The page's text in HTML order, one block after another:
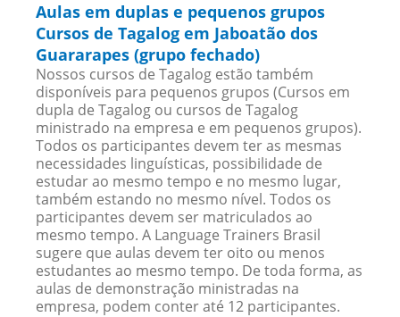
Aulas em duplas e pequenos grupos
Cursos de Tagalog em Jaboatão dos
Guararapes (grupo fechado)
Nossos cursos de Tagalog estão também
disponíveis para pequenos grupos (Cursos em
dupla de Tagalog ou cursos de Tagalog
ministrado na empresa e em pequenos grupos).
Todos os participantes devem ter as mesmas
necessidades linguísticas, possibilidade de
estudar ao mesmo tempo e no mesmo lugar,
também estando no mesmo nível. Todos os
participantes devem ser matriculados ao
mesmo tempo. A Language Trainers Brasil
sugere que aulas devem ter oito ou menos
estudantes ao mesmo tempo. De toda forma, as
aulas de demonstração ministradas na
empresa, podem conter até 12 participantes.